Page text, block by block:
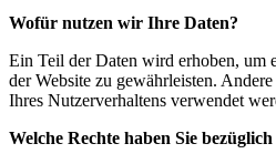
Wofür nutzen wir Ihre Daten?
Ein Teil der Daten wird erhoben, um
der Website zu gewährleisten. Andere
Ihres Nutzerverhaltens verwendet
Welche Rechte haben Sie